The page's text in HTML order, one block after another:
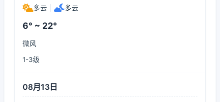
多云 多云
6° ~ 22°
微风
1-3级
08月13日